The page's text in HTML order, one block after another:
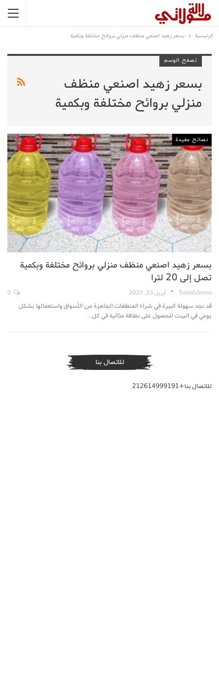
الرئيسية بسعر زهيد اصنعي منظف منزلي بروائح مختلفة وبكمية
تصفح الوسم
بسعر زهيد اصنعي منظف
منزلي بروائح مختلفة وبكمية
نصائح مفيدة
بسعر زهيد اصنعي منظف منزلي بروائح مختلفة وبكمية
تصل إلى 20 لترا
TouriaIcherem أبريل 23, 2023
قد نجد سهولة كبيرة في شراء المنظفات الجاهزة من الأسواق واستعمالها بشكل
يومي في البيت للحصول على نظافة مثالية في كل…
للاتصال بنا
للاتصال بنا+212614999191